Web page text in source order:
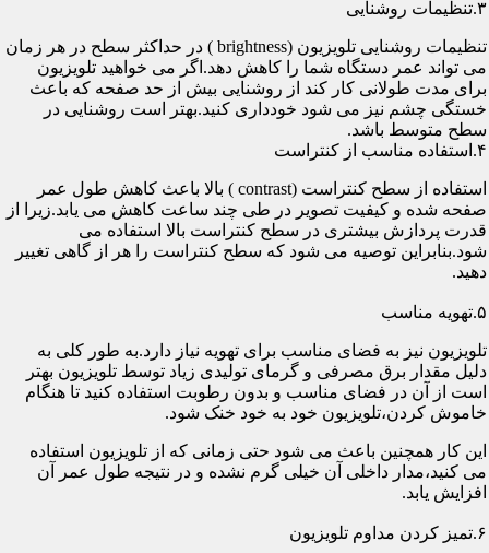
۳.تنظیمات روشنایی
تنظیمات روشنایی تلویزیون (brightness ) در حداکثر سطح در هر زمان
می تواند عمر دستگاه شما را کاهش دهد.اگر می خواهید تلویزیون
برای مدت طولانی کار کند از روشنایی بیش از حد صفحه که باعث
خستگی چشم نیز می شود خودداری کنید.بهتر است روشنایی در
سطح متوسط باشد.
۴.استفاده مناسب از کنتراست
استفاده از سطح کنتراست (contrast ) بالا باعث کاهش طول عمر
صفحه شده و کیفیت تصویر در طی چند ساعت کاهش می یابد.زیرا از
قدرت پردازش بیشتری در سطح کنتراست بالا استفاده می
شود.بنابراین توصیه می شود که سطح کنتراست را هر از گاهی تغییر
دهید.
۵.تهویه مناسب
تلویزیون نیز به فضای مناسب برای تهویه نیاز دارد.به طور کلی به
دلیل مقدار برق مصرفی و گرمای تولیدی زیاد توسط تلویزیون بهتر
است از آن در فضای مناسب و بدون رطوبت استفاده کنید تا هنگام
خاموش کردن،تلویزیون خود به خود خنک شود.
این کار همچنین باعث می شود حتی زمانی که از تلویزیون استفاده
می کنید،مدار داخلی آن خیلی گرم نشده و در نتیجه طول عمر آن
افزایش یابد.
۶.تمیز کردن مداوم تلویزیون